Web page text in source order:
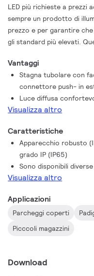
LED più richieste a prezzi
sempre un prodotto di
prezzo e per garantire
gli standard più elevati.
indicato sulla confezione:
efficienza energetica.
comuni, il robusto
WT060C Waterproof è
risparmio energetico per
Vantaggi
Stagna tubolare con
connettore push- in
Luce diffusa
Visualizza altro
Caratteristiche
Apparecchio robusto
grado IP (IP65)
Sono disponibili
Visualizza altro
Applicazioni
Parcheggi coperti
Picccoli magazzini
Download